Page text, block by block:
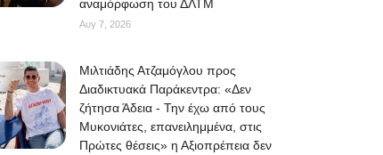
αναμόρφωση του ΔΛΤΜ
Αυγ 7, 2026
Μιλτιάδης Ατζαμόγλου προς
Διαδικτυακά Παράκεντρα: «Δεν
ζήτησα Άδεια - Την έχω από τους
Μυκονιάτες, επανειλημμένα, στις
Πρώτες θέσεις» η Αξιοπρέπεια δεν